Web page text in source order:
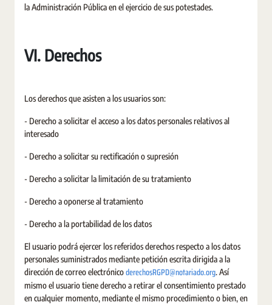
la Administración Pública en el ejercicio de sus potestades.
VI. Derechos
Los derechos que asisten a los usuarios son:
- Derecho a solicitar el acceso a los datos personales relativos al
interesado
- Derecho a solicitar su rectificación o supresión
- Derecho a solicitar la limitación de su tratamiento
- Derecho a oponerse al tratamiento
- Derecho a la portabilidad de los datos
El usuario podrá ejercer los referidos derechos respecto a los datos
personales suministrados mediante petición escrita dirigida a la
dirección de correo electrónicoderechosRGPD@notariado.org. Así
mismo el usuario tiene derecho a retirar el consentimiento prestado
en cualquier momento, mediante el mismo procedimiento o bien, en